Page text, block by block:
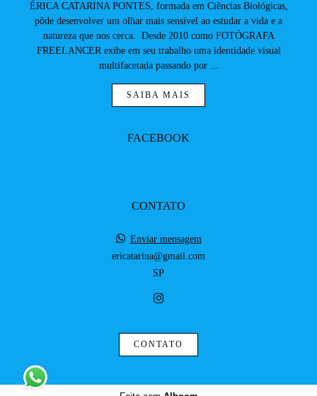
ÉRICA CATARINA PONTES, formada em Ciências Biológicas,
pôde desenvolver um olhar mais sensível ao estudar a vida e a
natureza que nos cerca. Desde 2010 como FOTÓGRAFA
FREELANCER exibe em seu trabalho uma identidade visual
multifacetada passando por ...
SAIBA MAIS
FACEBOOK
CONTATO
Enviar mensagem
ericatarina@gmail.com
SP
CONTATO